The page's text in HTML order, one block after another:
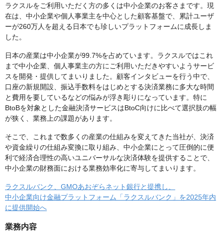
ラクスルをご利用いただく方の多くは中小企業のお客さまです。現
在は、中小企業や個人事業主を中心とした顧客基盤で、累計ユーザ
ーが260万人を超える日本でも珍しいプラットフォームに成長しま
した。
日本の産業は中小企業が99.7%を占めています。ラクスルではこれ
まで中小企業、個人事業主の方にご利用いただきやすいようサービ
スを開発・提供してまいりました。顧客インタビューを行う中で、
口座の新規開設、振込手数料をはじめとする決済業務に多大な時間
と費用を要しているなどの悩みが浮き彫りになっています。特に
BtoBを対象とした金融決済サービスはBtoC向けに比べて選択肢の幅
が狭く、業務上の課題があります。
そこで、これまで数多くの産業の仕組みを変えてきた当社が、決済
や資金繰りの仕組み変換に取り組み、中小企業にとって圧倒的に便
利で経済合理性の高いユニバーサルな決済体験を提供することで、
中小企業の財務面における業務効率化に寄与してまいります。
ラクスルバンク、GMOあおぞらネット銀行と提携し、
中小企業向け金融プラットフォーム「ラクスルバンク」を2025年内
に提供開始へ
業務内容